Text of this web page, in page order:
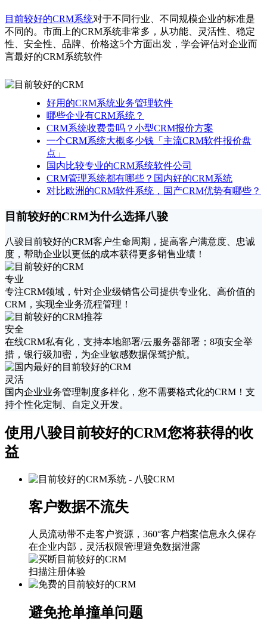
目前较好的CRM系统对于不同行业、不同规模企业的标准是
不同的。市面上的CRM系统非常多，从功能、灵活性、稳定
性、安全性、品牌、价格这5个方面出发，学会评估对企业而
言最好的CRM系统软件
好用的CRM系统业务管理软件
哪些企业有CRM系统？
CRM系统收费贵吗？小型CRM报价方案
一个CRM系统大概多少钱「主流CRM软件报价盘
点」
国内比较专业的CRM系统软件公司
CRM管理系统都有哪些？国内好的CRM系统
对比欧洲的CRM软件系统，国产CRM优势有哪些？
​目前较好的CRM为什么选择八骏
八骏​目前较好的CRM客户生命周期，提高客户满意度、忠诚
度，帮助企业以更低的成本获得更多销售业绩！
专业
专注CRM领域，针对企业级销售公司提供专业化、高价值的
CRM，实现全业务流程管理！
安全
在线CRM私有化，支持本地部署/云服务器部署；8项安全举
措，银行级加密，为企业敏感数据保驾护航。
灵活
国内企业业务管理制度多样化，您不需要格式化的CRM！支
持个性化定制、自定义开发。
使用八骏​目前较好的CRM您将获得的收
益
客户数据不流失
人员流动带不走客户资源，360°客户档案信息永久保存
在企业内部，灵活权限管理避免数据泄露
扫描注册体验
避免抢单撞单问题